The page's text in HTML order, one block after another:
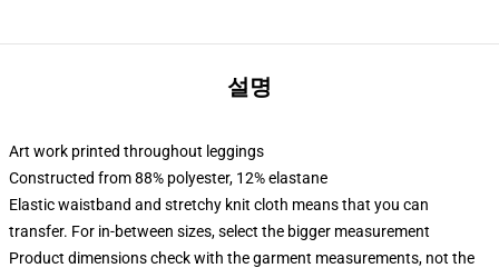
설명
Art work printed throughout leggings
Constructed from 88% polyester, 12% elastane
Elastic waistband and stretchy knit cloth means that you can
transfer. For in-between sizes, select the bigger measurement
Product dimensions check with the garment measurements, not the